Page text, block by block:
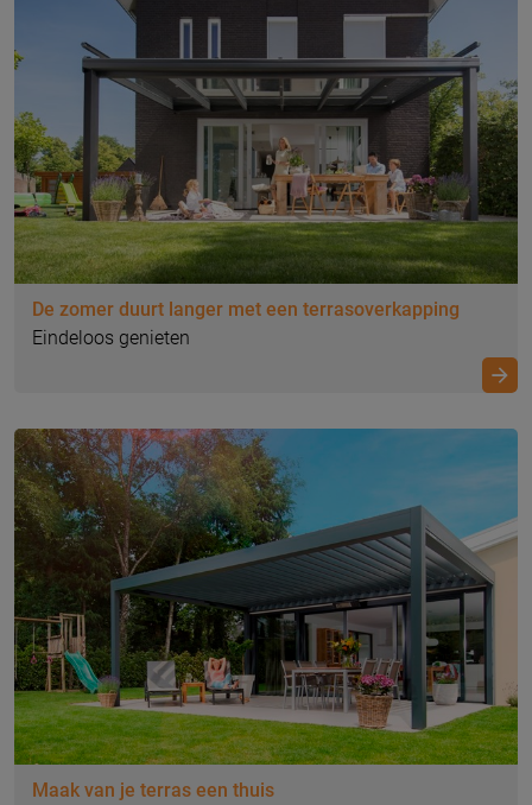
De zomer duurt langer met een terrasoverkapping
Eindeloos genieten
Maak van je terras een thuis